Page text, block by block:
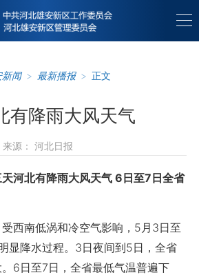
闻 > 最新播报 > 正文
有降雨大风天气
来源： 河北日报
河北有降雨大风天气 6日至7日全省
南低涡和冷空气影响，5月3日至
显降水过程。3日夜间到5日，全省
6日至7日，全省最低气温普遍下